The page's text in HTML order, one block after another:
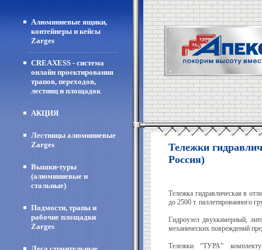
Алюминиевые ящики,
контейнеры и кейсы
Zarges
CREAXESS - система
онлайн проектирования
трапов, переходов,
лестниц и площадок
АКЦИЯ
Лестницы алюминиевые
Zarges
Вышки-туры
(алюминиевые и
стальные)
Подмости, трапы и
рабочие площадки
Zarges
Тележки
Россия)
Тележка гидравлическая в
до 2500 т. паллетированного
Гидроузел двухкамерный,
механических повреждений
Тележки “ТУРА”